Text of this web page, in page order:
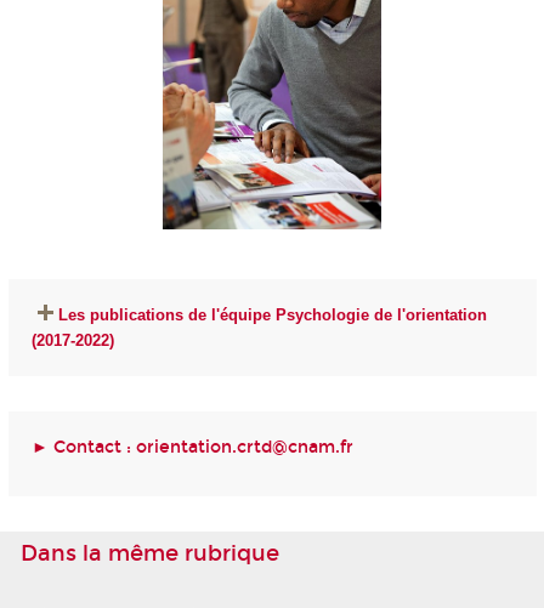
Les publications de l'équipe Psychologie de l'orientation
(2017-2022)
► Contact : orientation.crtd@cnam.fr
Dans la même rubrique